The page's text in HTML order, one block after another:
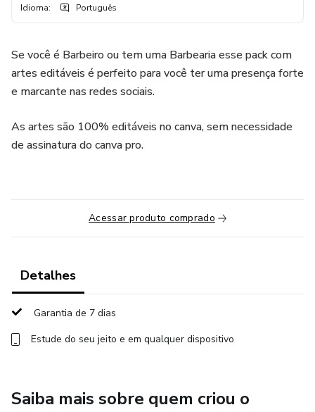
Idioma: Português
Se você é Barbeiro ou tem uma Barbearia esse pack com
artes editáveis é perfeito para você ter uma presença forte
e marcante nas redes sociais.
As artes são 100% editáveis no canva, sem necessidade
de assinatura do canva pro.
Acessar produto comprado
Detalhes
Garantia de 7 dias
Estude do seu jeito e em qualquer dispositivo
Saiba mais sobre quem criou o